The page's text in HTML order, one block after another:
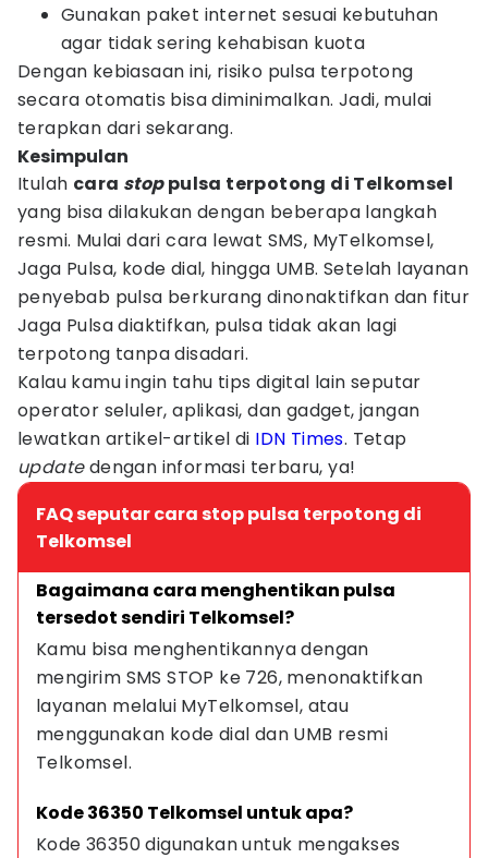
Gunakan paket internet sesuai kebutuhan
agar tidak sering kehabisan kuota
Dengan kebiasaan ini, risiko pulsa terpotong
secara otomatis bisa diminimalkan. Jadi, mulai
terapkan dari sekarang.
Kesimpulan
Itulah cara stoppulsa terpotong di Telkomsel
yang bisa dilakukan dengan beberapa langkah
resmi. Mulai dari cara lewat SMS, MyTelkomsel,
Jaga Pulsa, kode dial, hingga UMB. Setelah layanan
penyebab pulsa berkurang dinonaktifkan dan fitur
Jaga Pulsa diaktifkan, pulsa tidak akan lagi
terpotong tanpa disadari.
Kalau kamu ingin tahu tips digital lain seputar
operator seluler, aplikasi, dan gadget, jangan
lewatkan artikel-artikel di IDN Times. Tetap
updatedengan informasi terbaru, ya!
FAQ seputar cara stop pulsa terpotong di
Telkomsel
Bagaimana cara menghentikan pulsa
tersedot sendiri Telkomsel?
Kamu bisa menghentikannya dengan
mengirim SMS STOP ke 726, menonaktifkan
layanan melalui MyTelkomsel, atau
menggunakan kode dial dan UMB resmi
Telkomsel.
Kode 36350 Telkomsel untuk apa?
Kode 36350 digunakan untuk mengakses